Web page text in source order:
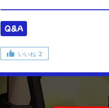
Q&A
いいね 2